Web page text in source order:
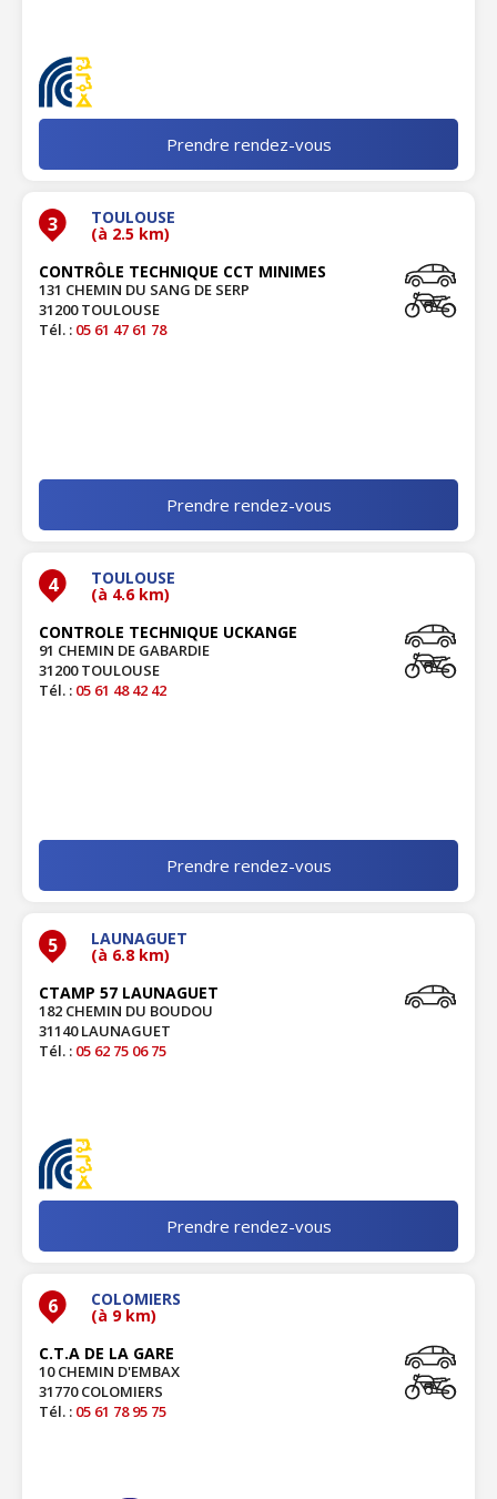
Prendre rendez-vous
3 TOULOUSE
(à 2.5 km)
CONTRÔLE TECHNIQUE CCT MINIMES
131 CHEMIN DU SANG DE SERP
31200 TOULOUSE
Tél. : 05 61 47 61 78
Prendre rendez-vous
4 TOULOUSE
(à 4.6 km)
CONTROLE TECHNIQUE UCKANGE
91 CHEMIN DE GABARDIE
31200 TOULOUSE
Tél. : 05 61 48 42 42
Prendre rendez-vous
5 LAUNAGUET
(à 6.8 km)
CTAMP 57 LAUNAGUET
182 CHEMIN DU BOUDOU
31140 LAUNAGUET
Tél. : 05 62 75 06 75
Prendre rendez-vous
6 COLOMIERS
(à 9 km)
C.T.A DE LA GARE
10 CHEMIN D'EMBAX
31770 COLOMIERS
Tél. : 05 61 78 95 75